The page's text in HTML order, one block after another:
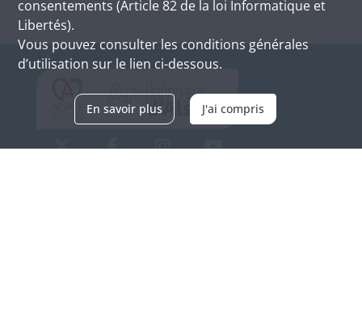
consentements (Article 82 de la loi Informatique et
Libertés).
Vous pouvez consulter les conditions générales
d’utilisation sur le lien ci-dessous.
En savoir plus J'ai compris